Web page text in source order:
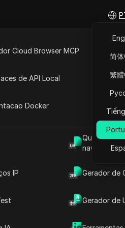
Qual é o
navegador
IP Gerador de
Gerador de
Cloud Browser MCP
de API Local
Docker
简
繁